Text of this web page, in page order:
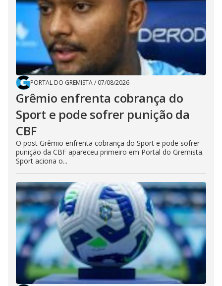
PORTAL DO GREMISTA/ 07/08/2026
Grêmio enfrenta cobrança do
Sport e pode sofrer punição da
CBF
O post Grêmio enfrenta cobrança do Sport e pode sofrer
punição da CBF apareceu primeiro em Portal do Gremista.
Sport aciona o...